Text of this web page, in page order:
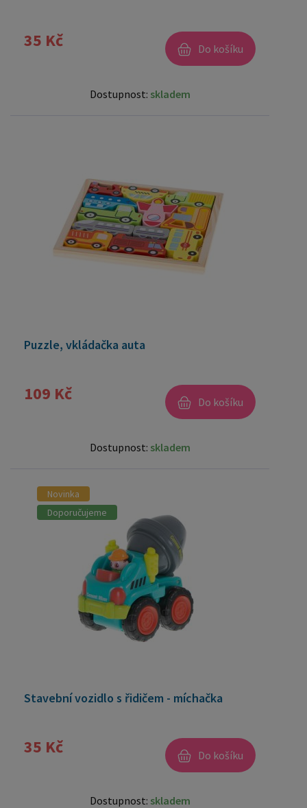
35 Kč Do košíku
Dostupnost: skladem
Puzzle, vkládačka auta
109 Kč Do košíku
Dostupnost: skladem
Novinka
Doporučujeme
Stavební vozidlo s řidičem - míchačka
35 Kč Do košíku
Dostupnost: skladem